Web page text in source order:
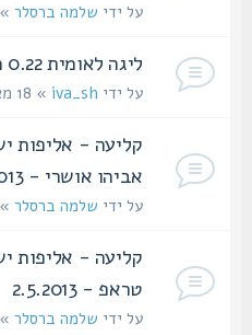
על ידישלמה ברסלר» 02 יוני 2013, 09:20
ליגה לאומית 0.22 מחזור 5
על ידיiva_sh» 18 מאי 2013, 14:32
קליעה - אליפות
אביהו אושרי - 11.5.2013
על ידישלמה ברסלר» 13 מאי 2013, 06:32
קליעה - אליפות
טראפ - 2.5.2013
על ידישלמה ברסלר» 12 מאי 2013, 07:58